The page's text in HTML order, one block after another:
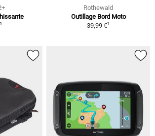
Rothewald
Outillage Bord Moto
39,99 €1